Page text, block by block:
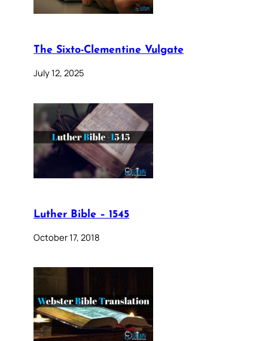
The Sixto-Clementine Vulgate
July 12, 2025
Luther Bible – 1545
October 17, 2018